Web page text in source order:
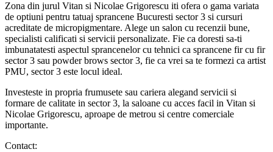
Zona din jurul Vitan si Nicolae Grigorescu iti ofera o gama variata
de optiuni pentru tatuaj sprancene Bucuresti sector 3 si cursuri
acreditate de micropigmentare. Alege un salon cu recenzii bune,
specialisti calificati si servicii personalizate. Fie ca doresti sa-ti
imbunatatesti aspectul sprancenelor cu tehnici ca sprancene fir cu fir
sector 3 sau powder brows sector 3, fie ca vrei sa te formezi ca artist
PMU, sector 3 este locul ideal.
Investeste in propria frumusete sau cariera alegand servicii si
formare de calitate in sector 3, la saloane cu acces facil in Vitan si
Nicolae Grigorescu, aproape de metrou si centre comerciale
importante.
Contact: